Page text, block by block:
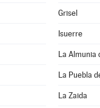
Grisel
Isuerre
La Almunia
La Puebla
La Zaida